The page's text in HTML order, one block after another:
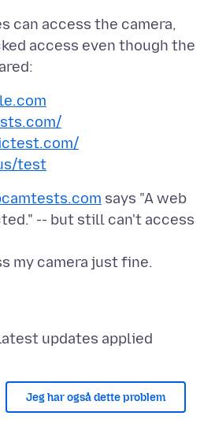
can access the camera,
access even though the
test
says "A web
-- but still can't access
Jeg har også dette problem